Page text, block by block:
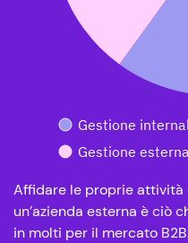
Affidare le proprie attività
un’azienda esterna è ciò
in molti per il mercato
Gestione
Gestione